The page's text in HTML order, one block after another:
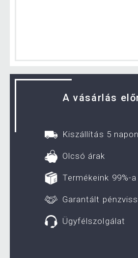
A vásárlás
Kiszállítás 5
Olcsó árak
Termékeink 99%-
Garantált
Ügyfélszolgálat